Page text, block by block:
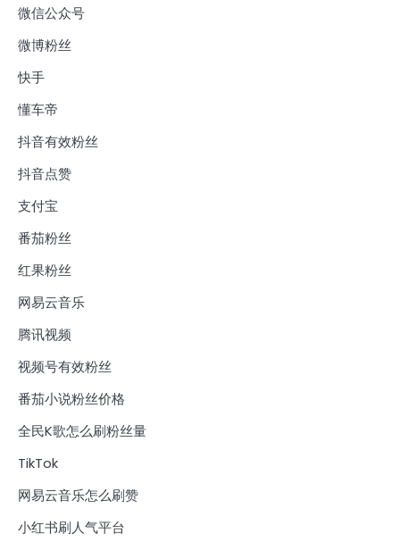
微信公众号
微博粉丝
快手
懂车帝
抖音有效粉丝
抖音点赞
支付宝
番茄粉丝
红果粉丝
网易云音乐
腾讯视频
视频号有效粉丝
番茄小说粉丝价格
全民K歌怎么刷粉丝量
TikTok
网易云音乐怎么刷赞
小红书刷人气平台